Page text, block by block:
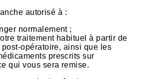
autorisé à :
normalement ;
traitement habituel à partir de
post-opératoire, ainsi que les
prescrits sur
qui vous sera remise.